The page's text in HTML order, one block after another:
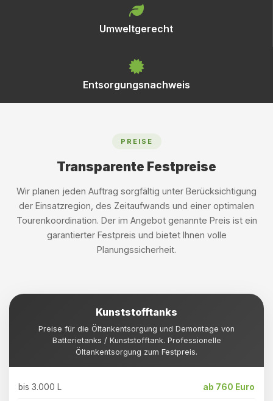
Umweltgerecht
Entsorgungsnachweis
PREISE
Transparente Festpreise
Wir planen jeden Auftrag sorgfältig unter Berücksichtigung
der Einsatzregion, des Zeitaufwands und einer optimalen
Tourenkoordination. Der im Angebot genannte Preis ist ein
garantierter Festpreis und bietet Ihnen volle
Planungssicherheit.
Kunststofftanks
Preise für die Öltankentsorgung und Demontage von
Batterietanks / Kunststofftank. Professionelle
Öltankentsorgung zum Festpreis.
bis 3.000 L ab 760 Euro